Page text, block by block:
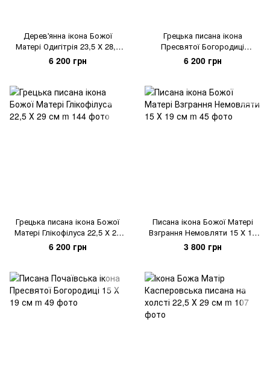
Дерев'янна ікона Божої
Матері Одигітрія 23,5 Х 28,5
см
6 200 грн
Грецька писана ікона
Пресвятої Богородиці
Скоропослушниця 23 × 29 см
6 200 грн
Грецька писана ікона Божої
Матері Глікофілуса 22,5 Х 29
см
6 200 грн
Писана ікона Божої Матері
Взграння Немовляти 15 Х 19
см
3 800 грн